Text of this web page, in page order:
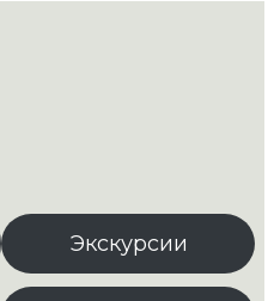
Экскурсии